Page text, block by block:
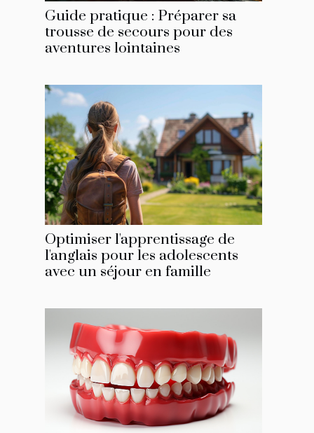
Guide pratique : Préparer sa
trousse de secours pour des
aventures lointaines
Optimiser l'apprentissage de
l'anglais pour les adolescents
avec un séjour en famille